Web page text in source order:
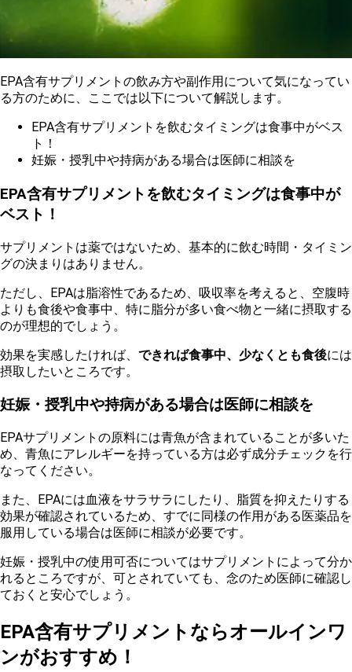
EPA含有サプリメントの飲み方や副作用について気になってい
る方のために、ここでは以下について解説します。
EPA含有サプリメントを飲むタイミングは食事中がベス
ト！
妊娠・授乳中や持病がある場合は医師に相談を
EPA含有サプリメントを飲むタイミングは食事中が
ベスト！
サプリメントは薬ではないため、基本的に飲む時間・タイミン
グの決まりはありません。
ただし、EPAは脂溶性であるため、吸収率を考えると、空腹時
よりも食後や食事中、特に脂分が多い食べ物と一緒に摂取する
のが理想的でしょう。
効果を実感したければ、 できれば食事中、少なくとも食後には
摂取したいところです。
妊娠・授乳中や持病がある場合は医師に相談を
EPAサプリメントの原料には青魚が含まれていることが多いた
め、青魚にアレルギーを持っている方は必ず成分チェックを行
なってください。
また、EPAには血液をサラサラにしたり、脂質を抑えたりする
効果が確認されているため、すでに同様の作用がある医薬品を
服用している場合は医師に相談が必要です。
妊娠・授乳中の使用可否についてはサプリメントによって分か
れるところですが、可とされていても、念のため医師に確認し
ておくと安心でしょう。
EPA含有サプリメントならオールインワ
ンがおすすめ！